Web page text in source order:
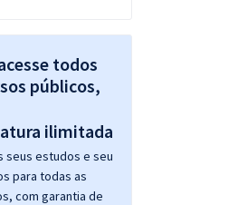
todos
públicos,
seus estudos e seu
para todas as
com garantia de